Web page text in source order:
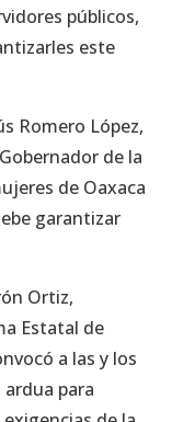
públicos,
este
Romero López,
de la
de Oaxaca
garantizar
Ortiz,
Estatal de
a las y los
para